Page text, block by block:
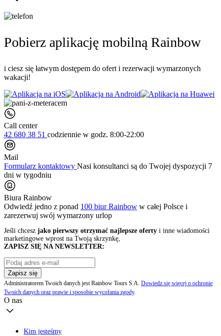
Pobierz aplikację mobilną Rainbow
i ciesz się łatwym dostępem do ofert i rezerwacji wymarzonych
wakacji!
Call center
42 680 38 51 codziennie w godz. 8:00-22:00
Mail
Formularz kontaktowy Nasi konsultanci są do Twojej dyspozycji 7
dni w tygodniu
Biura Rainbow
Odwiedź jedno z ponad 100 biur Rainbow w całej Polsce i
zarezerwuj swój wymarzony urlop
Jeśli chcesz jako pierwszy otrzymać najlepsze oferty i inne wiadomości
marketingowe wprost na Twoją skrzynkę,
ZAPISZ SIĘ NA NEWSLETTER:
Zapisz się
Administratorem Twoich danych jest Rainbow Tours S.A. Dowiedz się więcej o ochronie
Twoich danych oraz prawie i sposobie wycofania zgody.
O nas
Kim jesteśmy